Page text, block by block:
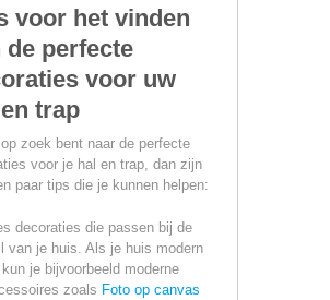
voor het vinden
de perfecte
voor uw
trap
zoek bent naar de perfecte
voor je hal en trap, dan zijn
paar tips die je kunnen helpen:
decoraties die passen bij de
van je huis. Als je huis modern
je bijvoorbeeld moderne
zoals Foto op canvas